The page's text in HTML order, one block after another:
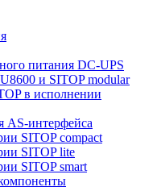
питания DC-UPS
и SITOP modular
в исполнении
AS-интерфейса
SITOP compact
SITOP lite
SITOP smart